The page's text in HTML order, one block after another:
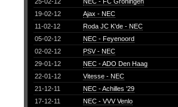
19-02-12
Ajax - NEC
11-02-12
Roda JC K'de - NEC
05-02-12
NEC - Feyenoord
02-02-12
PSV - NEC
29-01-12
NEC - ADO Den Haag
22-01-12
Vitesse - NEC
21-12-11
NEC - Achilles '29
17-12-11
NEC - VVV Venlo